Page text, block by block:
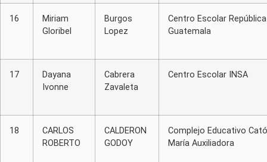
16
Miriam
Gloribel
Burgos
Lopez
Centro Escolar
Guatemala
17
Dayana
Ivonne
Cabrera
Zavaleta
Centro Escolar INSA
18
CARLOS
ROBERTO
CALDERON
GODOY
Complejo Educativo
María Auxiliadora